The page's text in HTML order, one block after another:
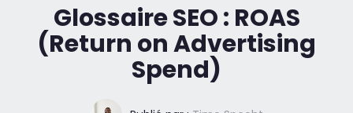
Glossaire SEO : ROAS
(Return on Advertising
Spend)